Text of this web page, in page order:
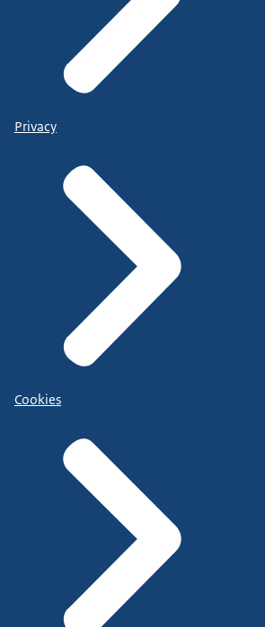
Privacy
Cookies